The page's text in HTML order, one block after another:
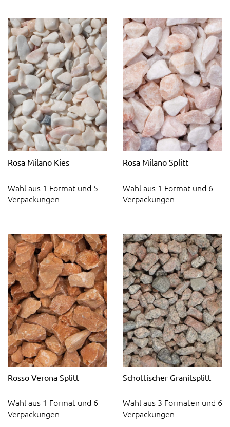
Rosa Milano Kies
Wahl aus 1 Format und 5
Verpackungen
Rosa Milano Splitt
Wahl aus 1 Format und 6
Verpackungen
Rosso Verona Splitt
Wahl aus 1 Format und 6
Verpackungen
Schottischer Granitsplitt
Wahl aus 3 Formaten und 6
Verpackungen